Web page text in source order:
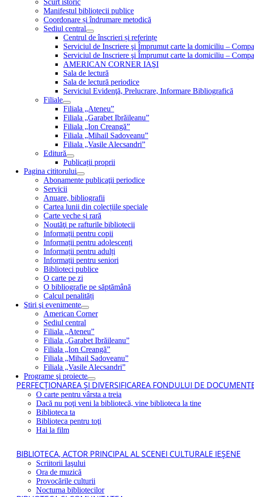
Scurt istoric
Manifestul bibliotecii publice
Coordonare și îndrumare metodică
Sediul central
Centrul de înscrieri și referințe
Serviciul de Inscriere şi Împrumut carte la domiciliu –
Serviciul de Inscriere şi Împrumut carte la domiciliu –
AMERICAN CORNER IAŞI
Sala de lectură
Sala de lectură periodice
Serviciul Evidenţă, Prelucrare, Informare Bibliografică
Filiale
Filiala „Ateneu”
Filiala „Garabet Ibrăileanu”
Filiala „Ion Creangă”
Filiala „Mihail Sadoveanu”
Filiala „Vasile Alecsandri”
Editură
Publicații proprii
Pagina cititorului
Abonamente publicaţii periodice
Servicii
Anuare, bibliografii
Cartea lunii din colecțiile speciale
Carte veche și rară
Noutăţi pe rafturile bibliotecii
Informații pentru copii
Informații pentru adolescenți
Informații pentru adulți
Informații pentru seniori
Biblioteci publice
O carte pe zi
O bibliografie pe săptămână
Calcul penalități
Ştiri şi evenimente
American Corner
Sediul central
Filiala „Ateneu”
Filiala „Garabet Ibrăileanu”
Filiala „Ion Creangă”
Filiala „Mihail Sadoveanu”
Filiala „Vasile Alecsandri”
Programe şi proiecte
PERFECŢIONAREA ŞI DIVERSIFICAREA FONDULUI DE
O carte pentru vârsta a treia
Dacă nu poţi veni la bibliotecă, vine biblioteca la tine
Biblioteca ta
Biblioteca pentru toţi
Hai la film
BIBLIOTECA, ACTOR PRINCIPAL AL SCENEI CULTURALE IEŞENE
Scriitorii Iaşului
Ora de muzică
Provocările culturii
Nocturna bibliotecilor